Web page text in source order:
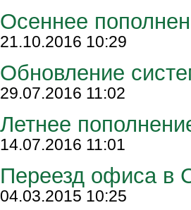
Осеннее
21.10.2016 10:29
Обновление
29.07.2016 11:02
Летнее
14.07.2016 11:01
Переезд офиса в
04.03.2015 10:25